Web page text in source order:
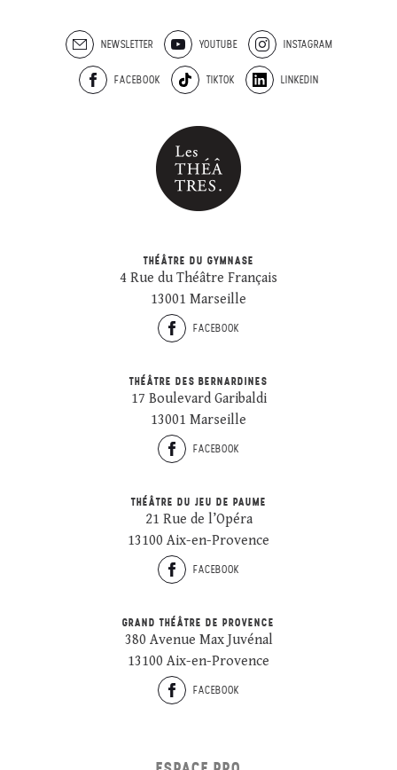
NEWSLETTER YOUTUBE INSTAGRAM
FACEBOOK TIKTOK LINKEDIN
THÉÂTRE DU GYMNASE
4 Rue du Théâtre Français
13001 Marseille
FACEBOOK
THÉÂTRE DES BERNARDINES
17 Boulevard Garibaldi
13001 Marseille
FACEBOOK
THÉÂTRE DU JEU DE PAUME
21 Rue de l’Opéra
13100 Aix-en-Provence
FACEBOOK
GRAND THÉÂTRE DE PROVENCE
380 Avenue Max Juvénal
13100 Aix-en-Provence
FACEBOOK